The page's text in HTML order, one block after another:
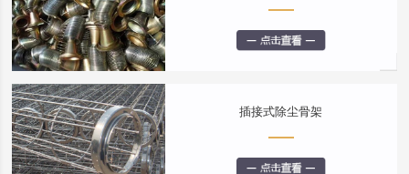
插接式除尘骨架